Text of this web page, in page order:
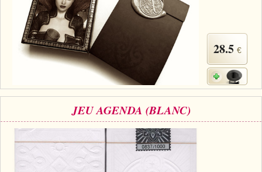
28.5 €
JEU AGENDA (BLANC)